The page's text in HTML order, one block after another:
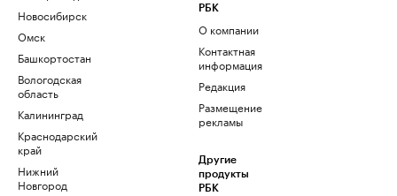
Новосибирск
Омск
Башкортостан
Вологодская
область
Калининград
Краснодарский
край
Нижний
Новгород
РБК
О компании
Контактная
информация
Редакция
Размещение
рекламы
Другие
продукты
РБК